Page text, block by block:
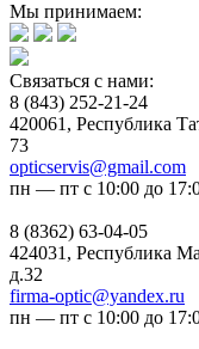
Мы принимаем:
Связаться с нами:
8 (843) 252-21-24
420061, Республика
73
opticservis@gmail.com
пн — пт с 10:00 до
8 (8362) 63-04-05
424031, Республика
д.32
firma-optic@yandex.ru
пн — пт с 10:00 до